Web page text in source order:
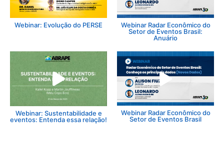
Webinar: Evolução do PERSE
Webinar Radar Econômico do
Setor de Eventos Brasil:
Anuário
Webinar: Sustentabilidade e
eventos: Entenda essa relação!
Webinar Radar Econômico do
Setor de Eventos Brasil